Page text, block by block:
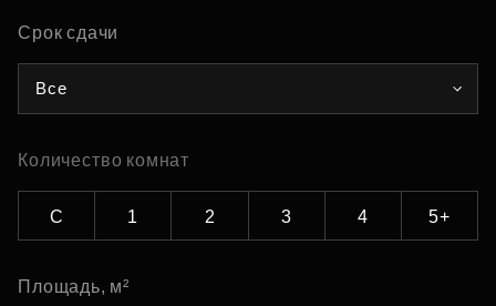
Срок сдачи
Все
Количество комнат
С 1 2 3 4 5+
Площадь, м²